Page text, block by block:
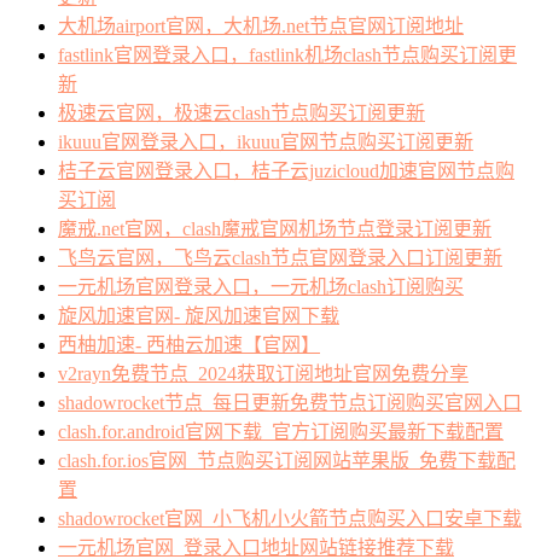
大机场airport官网，大机场.net节点官网订阅地址
fastlink官网登录入口，fastlink机场clash节点购买订阅更
新
极速云官网，极速云clash节点购买订阅更新
ikuuu官网登录入口，ikuuu官网节点购买订阅更新
桔子云官网登录入口，桔子云juzicloud加速官网节点购
买订阅
魔戒.net官网，clash魔戒官网机场节点登录订阅更新
飞鸟云官网，飞鸟云clash节点官网登录入口订阅更新
一元机场官网登录入口，一元机场clash订阅购买
旋风加速官网- 旋风加速官网下载
西柚加速- 西柚云加速【官网】
v2rayn免费节点_2024获取订阅地址官网免费分享
shadowrocket节点_每日更新免费节点订阅购买官网入口
clash.for.android官网下载_官方订阅购买最新下载配置
clash.for.ios官网_节点购买订阅网站苹果版_免费下载配
置
shadowrocket官网_小飞机小火箭节点购买入口安卓下载
一元机场官网_登录入口地址网站链接推荐下载